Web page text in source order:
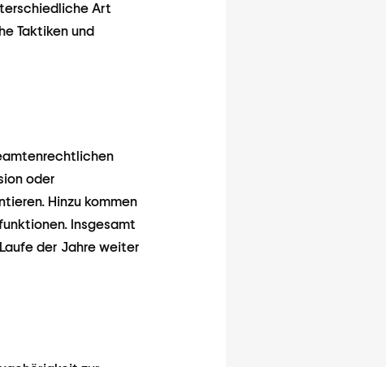
Art
Taktiken und
oder
Hinzu kommen
Insgesamt
der Jahre weiter